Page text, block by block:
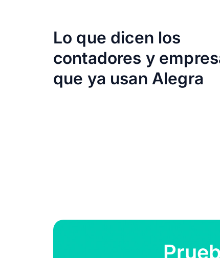
Lo que dicen los
contadores y
que ya usan Alegra
les va a solucionar la vida. Es muy fácil. Se
de la empresa.